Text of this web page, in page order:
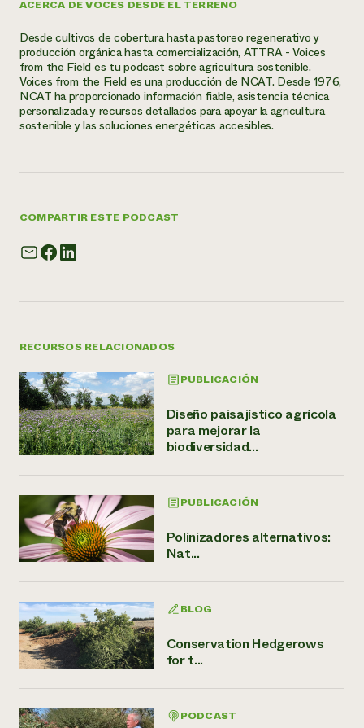
ACERCA DE VOCES DESDE EL TERRENO
Desde cultivos de cobertura hasta pastoreo regenerativo y
producción orgánica hasta comercialización, ATTRA - Voices
from the Field es tu podcast sobre agricultura sostenible.
Voices from the Field es una producción de NCAT. Desde 1976,
NCAT ha proporcionado información fiable, asistencia técnica
personalizada y recursos detallados para apoyar la agricultura
sostenible y las soluciones energéticas accesibles.
COMPARTIR ESTE PODCAST
RECURSOS RELACIONADOS
PUBLICACIÓN
Diseño paisajístico agrícola
para mejorar la
biodiversidad...
PUBLICACIÓN
Polinizadores alternativos:
Nat...
BLOG
Conservation Hedgerows
for t...
PODCAST